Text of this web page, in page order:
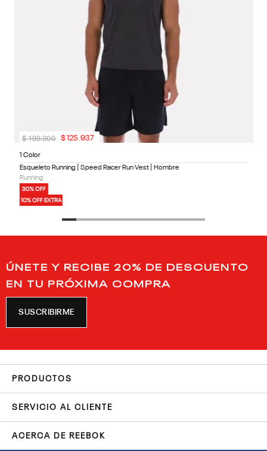
1 Color
Esqueleto Running | Speed Racer Run Vest | Hombre
Running
30% OFF
10% OFF EXTRA
$ 199.900 $ 125.937
ÚNETE Y RECIBE 20% DE DESCUENTO
EN TU PRÓXIMA COMPRA
SUSCRIBIRME
PRODUCTOS
SERVICIO AL CLIENTE
ACERCA DE REEBOK